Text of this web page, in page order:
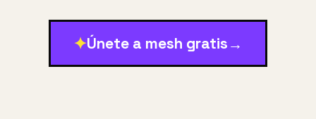
✦Únete a mesh gratis →